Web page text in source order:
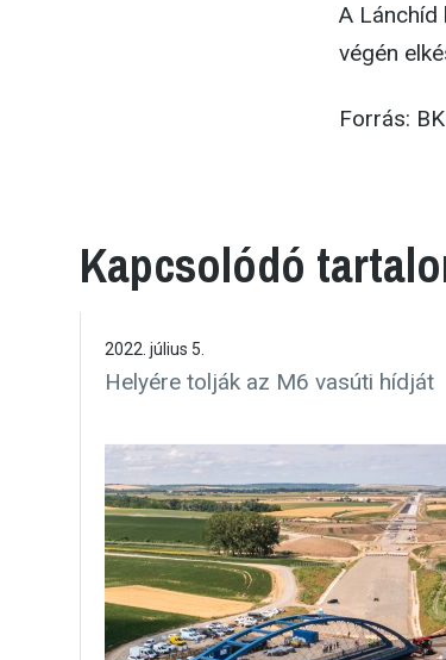
A Lánchíd
végén
Forrás:
Kapcsolódó
2022. július 5.
Helyére tolják az M6 vasúti hídját